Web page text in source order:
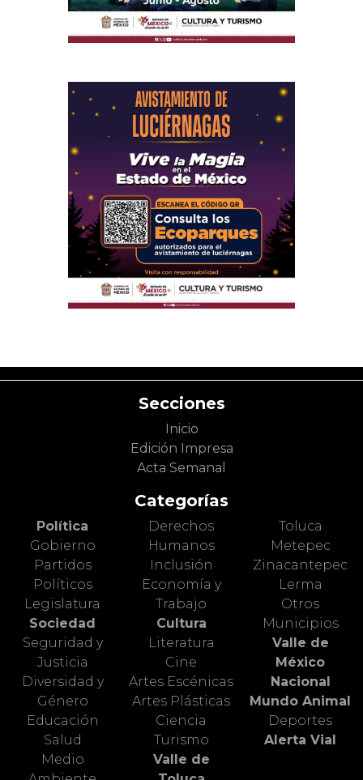
Secciones
Inicio
Edición Impresa
Acta Semanal
Categorías
Política
Gobierno
Partidos
Políticos
Legislatura
Sociedad
Seguridad y
Justicia
Diversidad y
Género
Educación
Salud
Medio
Derechos
Humanos
Inclusión
Economía y
Trabajo
Cultura
Literatura
Cine
Artes Escénicas
Artes Plásticas
Ciencia
Turismo
Valle de
Toluca
Metepec
Zinacantepec
Lerma
Otros
Municipios
Valle de
México
Nacional
Mundo Animal
Deportes
Alerta Vial